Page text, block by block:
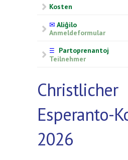
Kosten
✉ Aliĝilo
Anmeldeformular
☰
Partoprenantoj
Teilnehmer
Christlicher
Esperanto-
2026